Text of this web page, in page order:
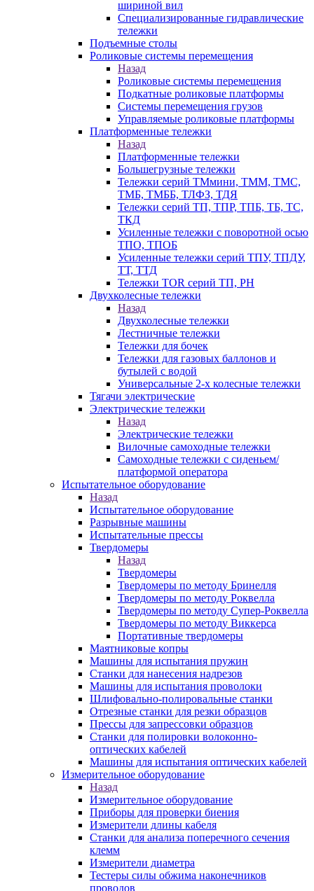
шириной вил
Специализированные гидравлические
тележки
Подъемные столы
Роликовые системы перемещения
Назад
Роликовые системы перемещения
Подкатные роликовые платформы
Системы перемещения грузов
Управляемые роликовые платформы
Платформенные тележки
Назад
Платформенные тележки
Большегрузные тележки
Тележки серий ТМмини, ТММ, ТМС,
ТМБ, ТМББ, ТЛФЗ, ТДЯ
Тележки серий ТП, ТПР, ТПБ, ТБ, ТС,
ТКД
Усиленные тележки с поворотной осью
ТПО, ТПОБ
Усиленные тележки серий ТПУ, ТПДУ,
ТТ, ТТД
Тележки TOR серий ТП, PH
Двухколесные тележки
Назад
Двухколесные тележки
Лестничные тележки
Тележки для бочек
Тележки для газовых баллонов и
бутылей с водой
Универсальные 2-х колесные тележки
Тягачи электрические
Электрические тележки
Назад
Электрические тележки
Вилочные самоходные тележки
Самоходные тележки с сиденьем/
платформой оператора
Испытательное оборудование
Назад
Испытательное оборудование
Разрывные машины
Испытательные прессы
Твердомеры
Назад
Твердомеры
Твердомеры по методу Бринелля
Твердомеры по методу Роквелла
Твердомеры по методу Супер-Роквелла
Твердомеры по методу Виккерса
Портативные твердомеры
Маятниковые копры
Машины для испытания пружин
Станки для нанесения надрезов
Машины для испытания проволоки
Шлифовально-полировальные станки
Отрезные станки для резки образцов
Прессы для запрессовки образцов
Станки для полировки волоконно-
оптических кабелей
Машины для испытания оптических кабелей
Измерительное оборудование
Назад
Измерительное оборудование
Приборы для проверки биения
Измерители длины кабеля
Станки для анализа поперечного сечения
клемм
Измерители диаметра
Тестеры силы обжима наконечников
проводов